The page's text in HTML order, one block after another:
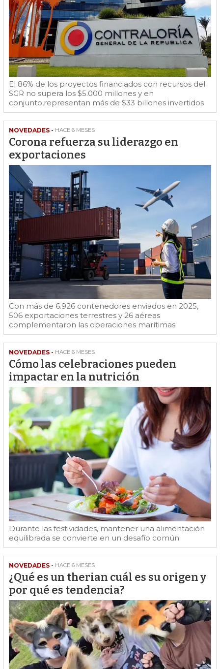
El 86% de los proyectos financiados con recursos del
SGR no supera los $5.000 millones y en
conjunto,representan más de $33 billones invertidos
NOVEDADES - HACE 6 MESES
Corona refuerza su liderazgo en
exportaciones
Con más de 6.926 contenedores enviados en 2025,
506 exportaciones terrestres y 26 aéreas
complementaron las operaciones marítimas
NOVEDADES - HACE 6 MESES
Cómo las celebraciones pueden
impactar en la nutrición
Durante las festividades, mantener una alimentación
equilibrada se convierte en un desafío común
NOVEDADES - HACE 6 MESES
¿Qué es un therian cuál es su origen y
por qué es tendencia?